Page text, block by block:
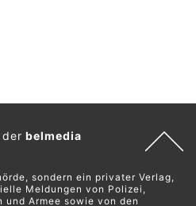
derbelmedia
sondern ein privater Verlag,
Meldungen von Polizei,
und Armee sowie von den